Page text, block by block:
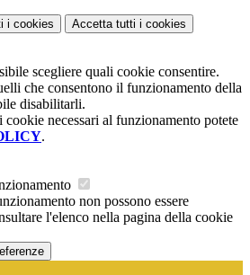
i cookies Accetta tutti i cookies
scegliere quali cookie consentire.
che consentono il funzionamento della
disabilitarli.
cookie necessari al funzionamento potete
.
non possono essere
l'elenco nella pagina della cookie